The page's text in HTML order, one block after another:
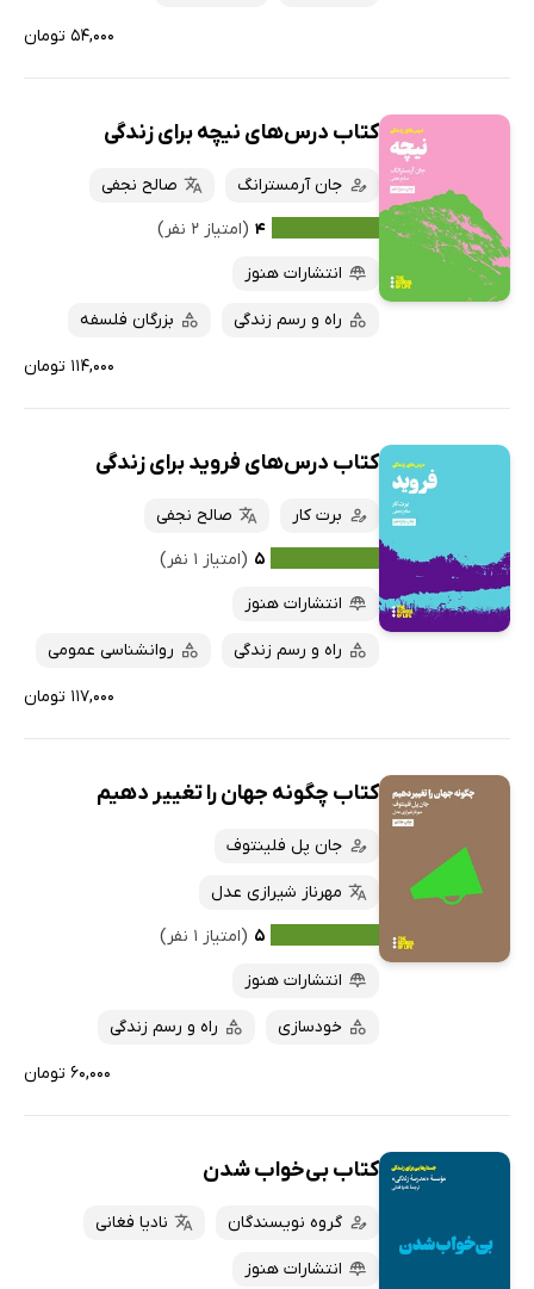
۵۴,۰۰۰ تومان
کتاب درس‌های نیچه برای زندگی
جان آرمسترانگ
صالح نجفی
۴ (امتیاز ۲ نفر)
انتشارات هنوز
راه و رسم زندگی بزرگان فلسفه
۱۱۴,۰۰۰ تومان
کتاب درس‌های فروید برای زندگی
برت کار
صالح نجفی
۵ (امتیاز ۱ نفر)
انتشارات هنوز
راه و رسم زندگی روانشناسی عمومی
۱۱۷,۰۰۰ تومان
کتاب چگونه جهان را تغییر دهیم
جان پل فلینتوف
مهرناز شیرازی عدل
۵ (امتیاز ۱ نفر)
انتشارات هنوز
خودسازی راه و رسم زندگی
۶۰,۰۰۰ تومان
کتاب بی‌خواب شدن
گروه نویسندگان نادیا فغانی
انتشارات هنوز